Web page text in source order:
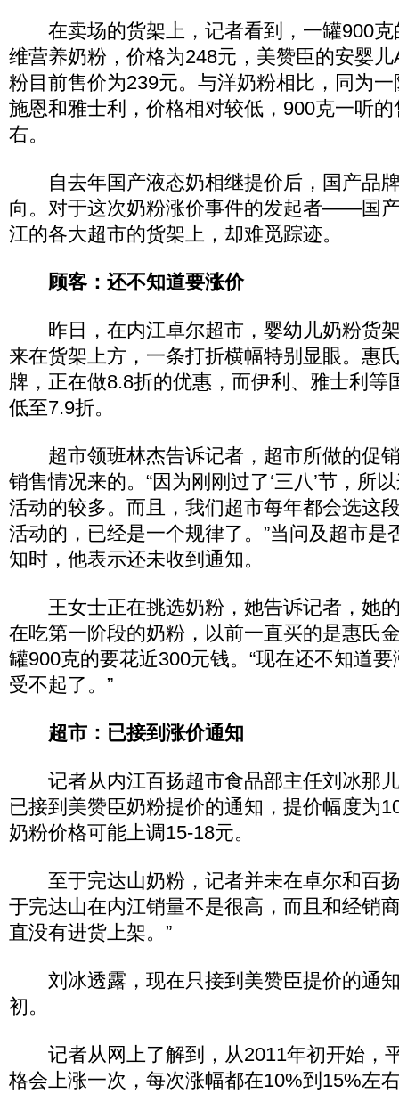
在卖场的货架上，记者看到，一罐900克
维营养奶粉，价格为248元，美赞臣的安婴
粉目前售价为239元。与洋奶粉相比，同为
施恩和雅士利，价格相对较低，900克一听
右。
自去年国产液态奶相继提价后，国产品
向。对于这次奶粉涨价事件的发起者――国
江的各大超市的货架上，却难觅踪迹。
顾客：还不知道要涨价
昨日，在内江卓尔超市，婴幼儿奶粉货
来在货架上方，一条打折横幅特别显眼。惠
牌，正在做8.8折的优惠，而伊利、雅士利等
低至7.9折。
超市领班林杰告诉记者，超市所做的促
销售情况来的。“因为刚刚过了‘三八’节，所
活动的较多。而且，我们超市每年都会选这
活动的，已经是一个规律了。”当问及超市是
知时，他表示还未收到通知。
王女士正在挑选奶粉，她告诉记者，她
在吃第一阶段的奶粉，以前一直买的是惠氏
罐900克的要花近300元钱。“现在还不知道
受不起了。”
超市：已接到涨价通知
记者从内江百扬超市食品部主任刘冰那
已接到美赞臣奶粉提价的通知，提价幅度为
奶粉价格可能上调15-18元。
至于完达山奶粉，记者并未在卓尔和百扬
于完达山在内江销量不是很高，而且和经销
直没有进货上架。”
刘冰透露，现在只接到美赞臣提价的通
初。
记者从网上了解到，从2011年初开始，
格会上涨一次，每次涨幅都在10%到15%左